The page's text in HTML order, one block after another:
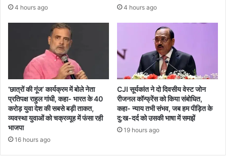
4 hours ago 4 hours ago
‘छात्रों की गूंज’ कार्यक्रम में बोले नेता
प्रतिपक्ष राहुल गांधी, कहा- भारत के 40
करोड़ युवा देश की सबसे बड़ी ताकत,
व्यवस्था युवाओं को चक्रव्यूह में फंसा रही
भाजपा
16 hours ago
CJI सूर्यकांत ने दो दिवसीय वेस्ट जोन
रीजनल कॉन्फ्रेंस को किया संबोधित,
कहा- न्याय तभी संभव, जब हम पीड़ित के
दु:ख-दर्द को उसकी भाषा में समझें
19 hours ago